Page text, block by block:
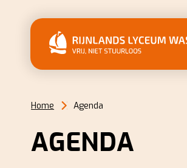
Home Agenda
AGENDA